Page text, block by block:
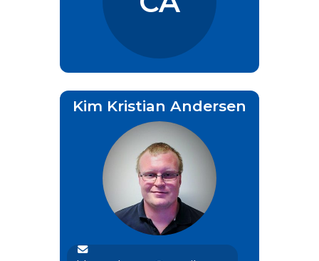
Kim Kristian Andersen